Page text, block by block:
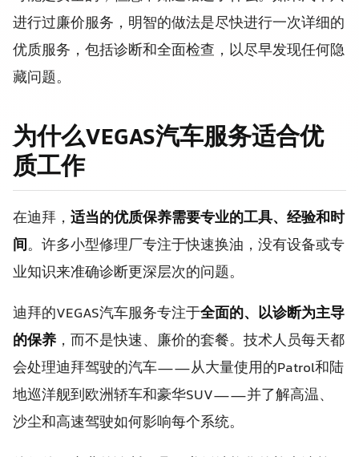
进行过廉价服务，明智的做法是尽快进行一次详细的
优质服务，包括诊断和全面检查，以尽早发现任何隐
藏问题。
为什么VEGAS汽车服务适合优
质工作
在迪拜， 适当的优质保养需要专业的工具、经验和时
间。许多小型修理厂专注于快速换油，没有设备或专
业知识来准确诊断更深层次的问题。
迪拜的VEGAS汽车服务专注于全面的、以诊断为主导
的保养 ，而不是快速、廉价的套餐。技术人员每天都
会处理迪拜驾驶的汽车——从大量使用的Patrol和陆
地巡洋舰到欧洲轿车和豪华SUV——并了解高温、
沙尘和高速驾驶如何影响每个系统。